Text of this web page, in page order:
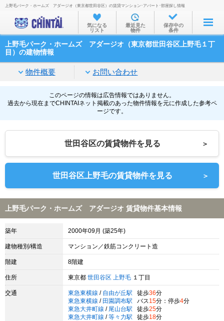
お部屋を探す
沿線・駅から
住所から
家賃相場から
物件特集から
TOP
上野毛パーク・ホームズ アダージオ（東京都世田谷区）の賃貸マンション･アパート･部屋探し情報
気になる
リスト
最近見た
物件
保存中の
条件
上野毛パーク・ホームズ アダージオ（東京都世田谷区上野毛１丁
目）の建物情報
物件概要 お問い合わせ
このページの情報は広告情報ではありません。
過去から現在までCHINTAIネット掲載のあった物件情報を元に作成した参考ペ
ージです。
世田谷区の賃貸物件を見る ＞
世田谷区上野毛の賃貸物件を見る ＞
上野毛パーク・ホームズ アダージオ 賃貸物件基本情報
築年 2000年09月 (築25年)
建物種別/構造 マンション／鉄筋コンクリート造
階建 8階建
住所 東京都 世田谷区 上野毛 １丁目
交通 東急東横線 / 自由が丘駅 徒歩36分
東急東横線 / 田園調布駅 バス 15分：停歩4分
東急大井町線 / 尾山台駅 徒歩25分
東急大井町線 / 等々力駅 徒歩18分